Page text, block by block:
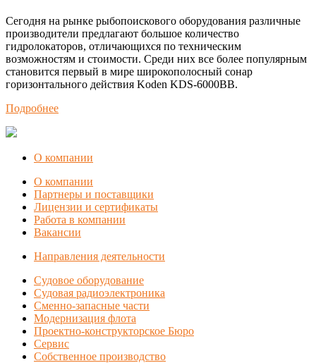
Сегодня на рынке рыбопоискового оборудования различные
производители предлагают большое количество
гидролокаторов, отличающихся по техническим
возможностям и стоимости. Среди них все более популярным
становится первый в мире широкополосный сонар
горизонтального действия Koden KDS-6000BB.
Подробнее
О компании
О компании
Партнеры и поставщики
Лицензии и сертификаты
Работа в компании
Вакансии
Направления деятельности
Судовое оборудование
Судовая радиоэлектроника
Сменно-запасные части
Модернизация флота
Проектно-конструкторское Бюро
Сервис
Собственное производство